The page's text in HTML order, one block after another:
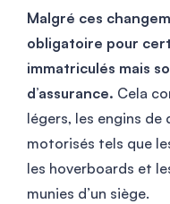
Malgré ces
obligatoire pour
immatriculés mais
d’assurance. Cela
légers, les engins
motorisés tels que
les hoverboards et
munies d’un siège.